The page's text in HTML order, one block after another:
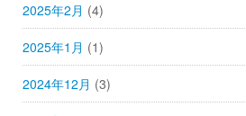
2025年2月 (4)
2025年1月 (1)
2024年12月 (3)